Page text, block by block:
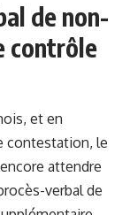
de non-
contrôle
et en
contestation, le
attendre
verbal de